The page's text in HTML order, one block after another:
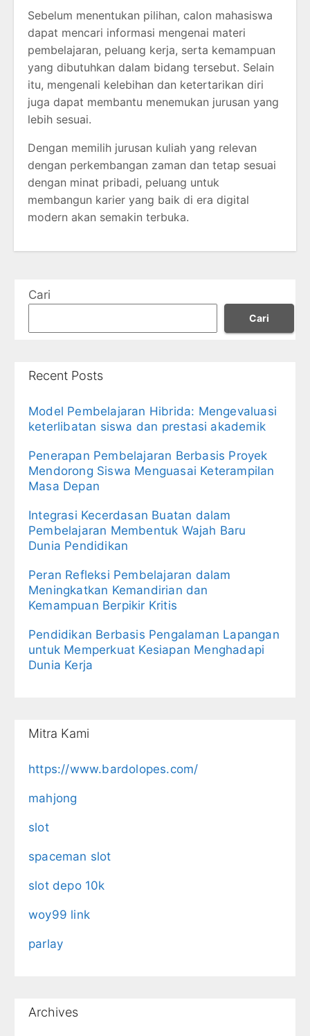
Sebelum menentukan pilihan, calon mahasiswa
dapat mencari informasi mengenai materi
pembelajaran, peluang kerja, serta kemampuan
yang dibutuhkan dalam bidang tersebut. Selain
itu, mengenali kelebihan dan ketertarikan diri
juga dapat membantu menemukan jurusan yang
lebih sesuai.
Dengan memilih jurusan kuliah yang relevan
dengan perkembangan zaman dan tetap sesuai
dengan minat pribadi, peluang untuk
membangun karier yang baik di era digital
modern akan semakin terbuka.
Cari
Cari
Recent Posts
Model Pembelajaran Hibrida: Mengevaluasi
keterlibatan siswa dan prestasi akademik
Penerapan Pembelajaran Berbasis Proyek
Mendorong Siswa Menguasai Keterampilan
Masa Depan
Integrasi Kecerdasan Buatan dalam
Pembelajaran Membentuk Wajah Baru
Dunia Pendidikan
Peran Refleksi Pembelajaran dalam
Meningkatkan Kemandirian dan
Kemampuan Berpikir Kritis
Pendidikan Berbasis Pengalaman Lapangan
untuk Memperkuat Kesiapan Menghadapi
Dunia Kerja
Mitra Kami
https://www.bardolopes.com/
mahjong
slot
spaceman slot
slot depo 10k
woy99 link
parlay
Archives